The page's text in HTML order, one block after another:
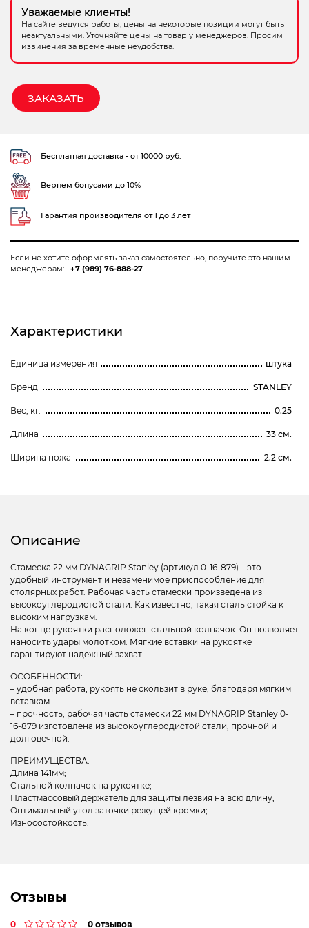
Электрохозтовары
Уважаемые клиенты!
На сайте ведутся работы, цены на некоторые позиции могут быть
неактуальными. Уточняйте цены на товар у менеджеров. Просим
извинения за временные неудобства.
ЗАКАЗАТЬ
Бесплатная доставка - от 10000 руб.
Вернем бонусами до 10%
Гарантия производителя от 1 до 3 лет
Если не хотите оформлять заказ самостоятельно, поручите это нашим
менеджерам:
+7 (989) 76-888-27
Характеристики
Единица измерения штука
Бренд STANLEY
Вес, кг. 0.25
Длина 33 см.
Ширина ножа 2.2 см.
Описание
Стамеска 22 мм DYNAGRIP Stanley (артикул 0-16-879) – это
удобный инструмент и незаменимое приспособление для
столярных работ. Рабочая часть стамески произведена из
высокоуглеродистой стали. Как известно, такая сталь стойка к
высоким нагрузкам.
На конце рукоятки расположен стальной колпачок. Он позволяет
наносить удары молотком. Мягкие вставки на рукоятке
гарантируют надежный захват.
ОСОБЕННОСТИ:
– удобная работа; рукоять не скользит в руке, благодаря мягким
вставкам.
– прочность; рабочая часть стамески 22 мм DYNAGRIP Stanley 0-
16-879 изготовлена из высокоуглеродистой стали, прочной и
долговечной.
ПРЕИМУЩЕСТВА:
Длина 141мм;
Стальной колпачок на рукоятке;
Пластмассовый держатель для защиты лезвия на всю длину;
Оптимальный угол заточки режущей кромки;
Износостойкость.
Отзывы
0 0 отзывов